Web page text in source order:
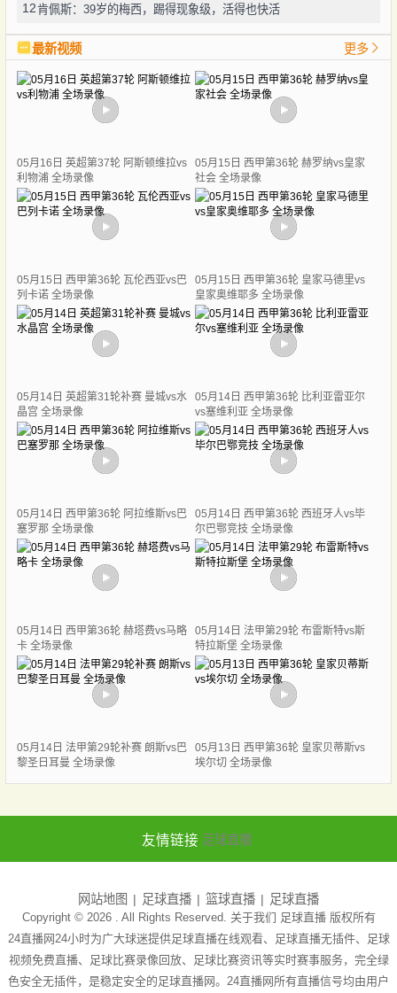
12 肯佩斯：39岁的梅西，踢得现象级，活得也快活
最新视频 更多
05月16日 英超第37轮 阿斯顿维拉vs
利物浦 全场录像
05月15日 西甲第36轮 赫罗纳vs皇家
社会 全场录像
05月15日 西甲第36轮 瓦伦西亚vs巴
列卡诺 全场录像
05月15日 西甲第36轮 皇家马德里vs
皇家奥维耶多 全场录像
05月14日 英超第31轮补赛 曼城vs水
晶宫 全场录像
05月14日 西甲第36轮 比利亚雷亚尔
vs塞维利亚 全场录像
05月14日 西甲第36轮 阿拉维斯vs巴
塞罗那 全场录像
05月14日 西甲第36轮 西班牙人vs毕
尔巴鄂竞技 全场录像
05月14日 西甲第36轮 赫塔费vs马略
卡 全场录像
05月14日 法甲第29轮 布雷斯特vs斯
特拉斯堡 全场录像
05月14日 法甲第29轮补赛 朗斯vs巴
黎圣日耳曼 全场录像
05月13日 西甲第36轮 皇家贝蒂斯vs
埃尔切 全场录像
友情链接 足球直播
网站地图 足球直播 篮球直播 足球直播
Copyright © 2026 . All Rights Reserved. 关于我们 足球直播版权所有
24直播网24小时为广大球迷提供足球直播在线观看、足球直播无插件、足球
视频免费直播、足球比赛录像回放、足球比赛资讯等实时赛事服务，完全绿
色安全无插件，是稳定安全的足球直播网。24直播网所有直播信号均由用户